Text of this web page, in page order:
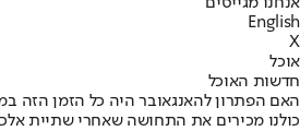
English
X
אוכל
חדשות האוכל
האם הפתרון להאנגאובר היה כל הזמן הזה
כולנו מכירים את התחושה שאחרי שתיית